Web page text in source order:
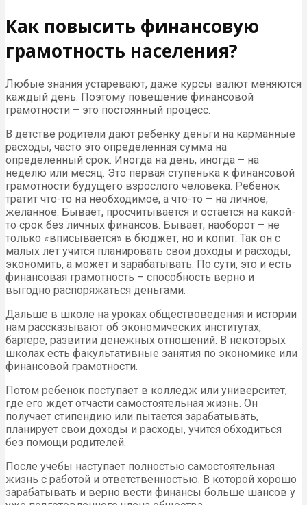
Как повысить финансовую
грамотность населения?
Любые знания устаревают, даже курсы валют меняются
каждый день. Поэтому повешение финансовой
грамотности – это постоянный процесс.
В детстве родители дают ребенку деньги на карманные
расходы, часто это определенная сумма на
определенный срок. Иногда на день, иногда – на
неделю или месяц. Это первая ступенька к финансовой
грамотности будущего взрослого человека. Ребенок
тратит что-то на необходимое, а что-то – на личное,
желанное. Бывает, просчитывается и остается на какой-
то срок без личных финансов. Бывает, наоборот – не
только «вписывается» в бюджет, но и копит. Так он с
малых лет учится планировать свои доходы и расходы,
экономить, а может и зарабатывать. По сути, это и есть
финансовая грамотность – способность верно и
выгодно распоряжаться деньгами.
Дальше в школе на уроках обществоведения и истории
нам рассказывают об экономических институтах,
бартере, развитии денежных отношений. В некоторых
школах есть факультативные занятия по экономике или
финансовой грамотности.
Потом ребенок поступает в колледж или университет,
где его ждет отчасти самостоятельная жизнь. Он
получает стипендию или пытается зарабатывать,
планирует свои доходы и расходы, учится обходиться
без помощи родителей.
После учебы наступает полностью самостоятельная
жизнь с работой и ответственностью. В которой хорошо
зарабатывать и верно вести финансы больше шансов у